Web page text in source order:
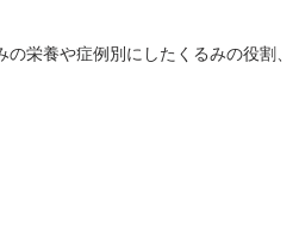
栄養や症例別にしたくるみの役割、